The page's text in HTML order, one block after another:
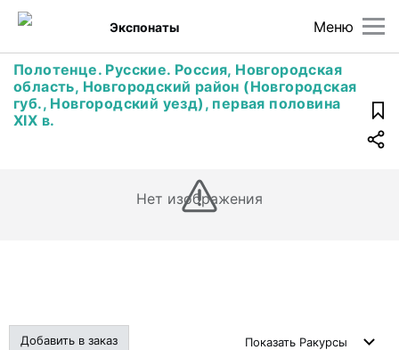
Меню
Экспонаты
Полотенце. Русские. Россия, Новгородская
область, Новгородский район (Новгородская
губ., Новгородский уезд), первая половина
XIX в.
Нет изображения
Добавить в заказ Показать Ракурсы